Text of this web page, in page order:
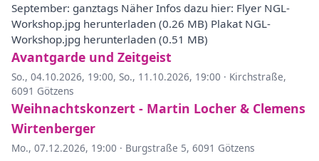
September: ganztags Näher Infos dazu hier: Flyer NGL-
Workshop.jpg herunterladen (0.26 MB) Plakat NGL-
Workshop.jpg herunterladen (0.51 MB)
Avantgarde und Zeitgeist
So., 04.10.2026, 19:00, So., 11.10.2026, 19:00 · Kirchstraße,
6091 Götzens
Weihnachtskonzert - Martin Locher & Clemens
Wirtenberger
Mo., 07.12.2026, 19:00 · Burgstraße 5, 6091 Götzens